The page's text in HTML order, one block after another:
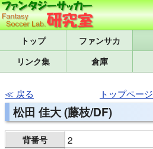
トップ
リンク集
倉庫
戻る トップページ
松田 佳大 (藤枝/DF)
背番号 2